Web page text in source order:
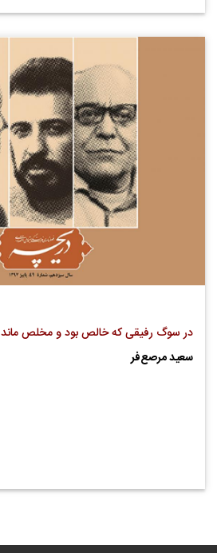
در سوگ رفیقی که خالص بود و مخلص ماند
سعید مرصع‌فر